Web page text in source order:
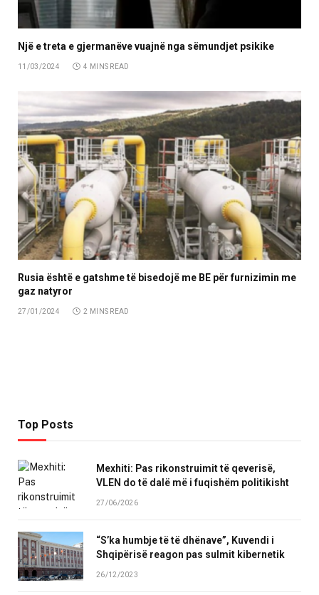
Një e treta e gjermanëve vuajnë nga sëmundjet psikike
11/03/2024 4 MINS READ
Rusia është e gatshme të bisedojë me BE për furnizimin me
gaz natyror
27/01/2024 2 MINS READ
Top Posts
Mexhiti: Pas rikonstruimit të qeverisë,
VLEN do të dalë më i fuqishëm politikisht
27/06/2026
“S’ka humbje të të dhënave”, Kuvendi i
Shqipërisë reagon pas sulmit kibernetik
26/12/2023